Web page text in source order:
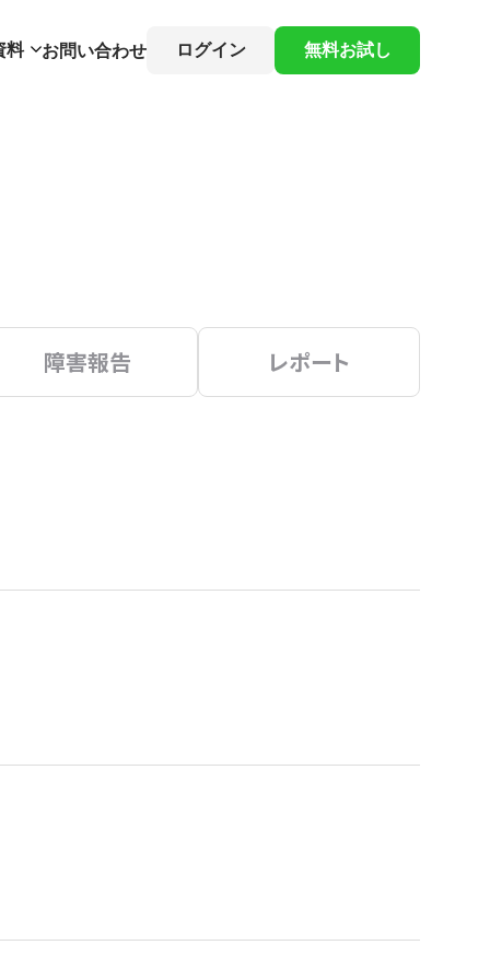
料 お問い合わせ ログイン 無料お試し
障害報告 レポート